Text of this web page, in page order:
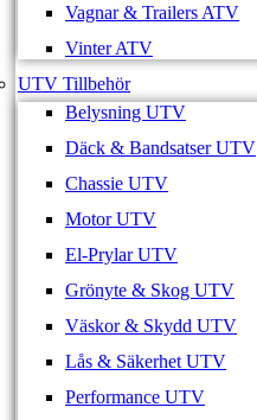
Vagnar & Trailers ATV
Vinter ATV
UTV Tillbehör
Belysning UTV
Däck & Bandsatser UTV
Chassie UTV
Motor UTV
El-Prylar UTV
Grönyte & Skog UTV
Väskor & Skydd UTV
Lås & Säkerhet UTV
Performance UTV